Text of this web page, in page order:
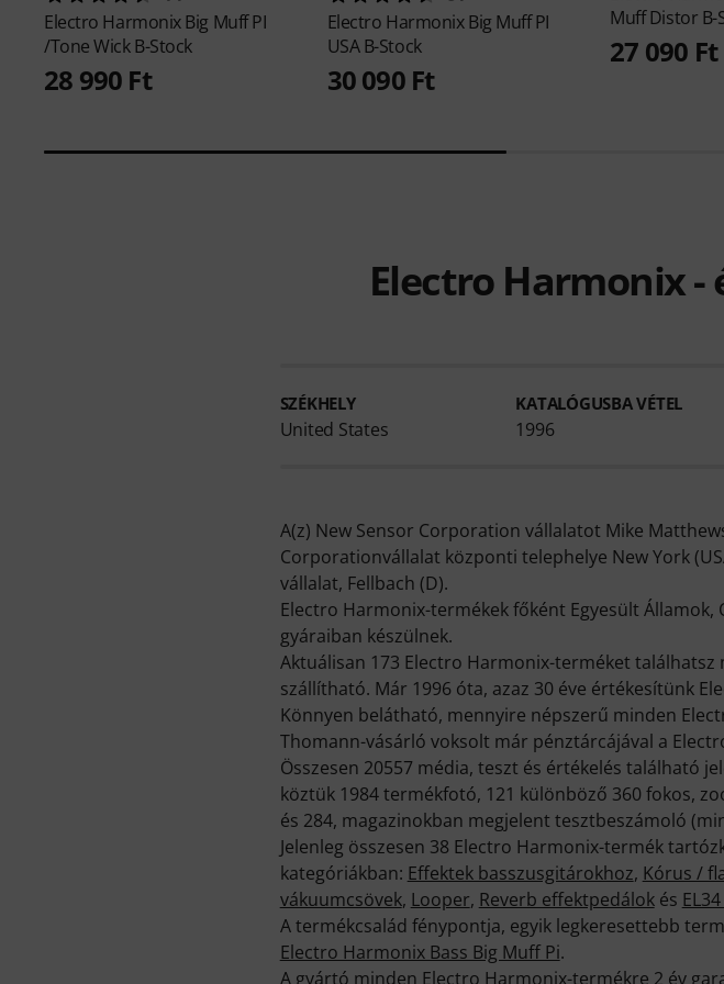
Electro HarmonixBig Muff PI
/Tone Wick B-Stock
28 990 Ft
Electro HarmonixBig Muff PI
USA B-Stock
30 090 Ft
Muff Distor B-
27 090 Ft
Electro Harmonix -
SZÉKHELY
United States
KATALÓGUSBA VÉTEL
1996
A(z) New Sensor Corporation vállalatot Mike
Corporationvállalat központi telephelye New York
vállalat, Fellbach (D).
Electro Harmonix-termékek főként Egyesült
gyáraiban készülnek.
Aktuálisan 173 Electro Harmonix-terméket találhatsz
szállítható. Már 1996 óta, azaz 30 éve értékesítünk
Könnyen belátható, mennyire népszerű minden
Thomann-vásárló voksolt már pénztárcájával a
Összesen 20557 média, teszt és értékelés található
köztük 1984 termékfotó, 121 különböző 360 fokos,
és 284, magazinokban megjelent tesztbeszámoló
Jelenleg összesen 38 Electro Harmonix-termék
kategóriákban: Effektek basszusgitárokhoz, Kórus /
vákuumcsövek, Looper, Reverb effektpedálokés
A termékcsalád fénypontja, egyik legkeresettebb
Electro Harmonix Bass Big Muff Pi.
A gyártó minden Electro Harmonix-termékre 2 év